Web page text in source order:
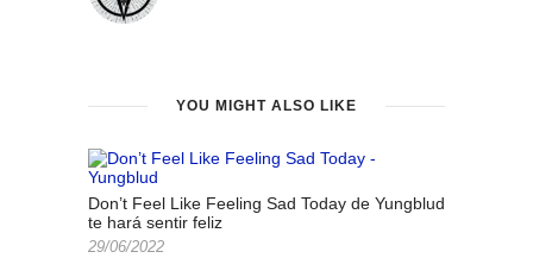
YOU MIGHT ALSO LIKE
Don’t Feel Like Feeling Sad Today de Yungblud
te hará sentir feliz
29/06/2022